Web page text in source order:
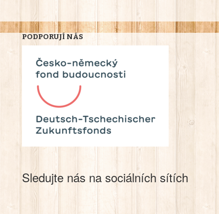
PODPORUJÍ NÁS
Sledujte nás na sociálních sítích